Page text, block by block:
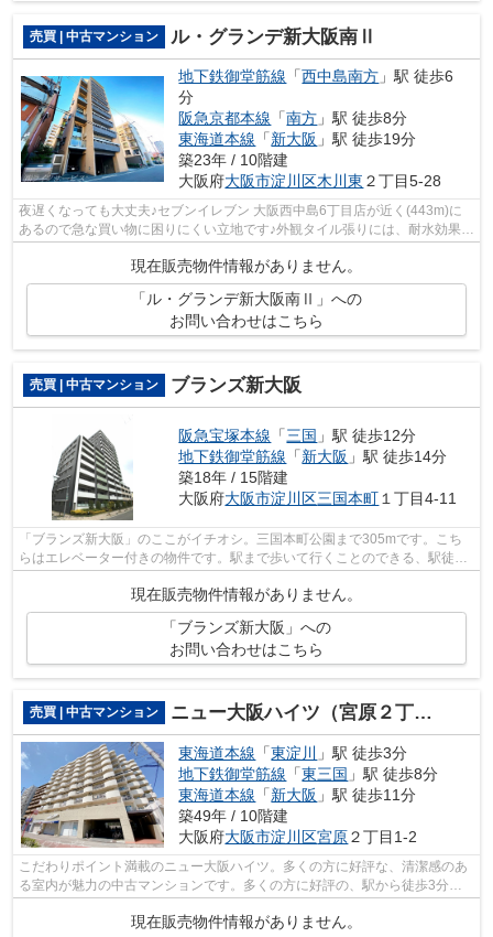
売買 | 中古マンション ル・グランデ新大阪南Ⅱ
地下鉄御堂筋線 「西中島南方 」駅 徒歩6
分
阪急京都本線 「南方 」駅 徒歩8分
東海道本線 「新大阪 」駅 徒歩19分
築23年 / 10階建
大阪府大阪市淀川区木川東 ２丁目5-28
夜遅くなっても大丈夫♪セブンイレブン 大阪西中島6丁目店が近く(443m)に
あるので急な買い物に困りにくい立地です♪外観タイル張りには、耐水効果が
現在販売物件情報がありません。
「ル・グランデ新大阪南Ⅱ」への
お問い合わせはこちら
売買 | 中古マンション ブランズ新大阪
阪急宝塚本線 「三国 」駅 徒歩12分
地下鉄御堂筋線 「新大阪 」駅 徒歩14分
築18年 / 15階建
大阪府大阪市淀川区三国本町 １丁目4-11
「ブランズ新大阪」のここがイチオシ。三国本町公園まで305mです。こち
らはエレベーター付きの物件です。駅まで歩いて行くことのできる、駅徒歩
12分の物件です。大阪市淀川区に関する...
現在販売物件情報がありません。
「ブランズ新大阪」への
お問い合わせはこちら
売買 | 中古マンション ニュー大阪ハイツ（宮原２丁目）
東海道本線 「東淀川
」駅 徒歩3分
地下鉄御堂筋線 「東三国 」駅 徒歩8分
東海道本線 「新大阪 」駅 徒歩11分
築49年 / 10階建
大阪府大阪市淀川区宮原２丁目1-2
こだわりポイント満載のニュー大阪ハイツ。多くの方に好評な、清潔感のあ
る室内が魅力の中古マンションです。多くの方に好評の、駅から徒歩3分に
現在販売物件情報がありません。